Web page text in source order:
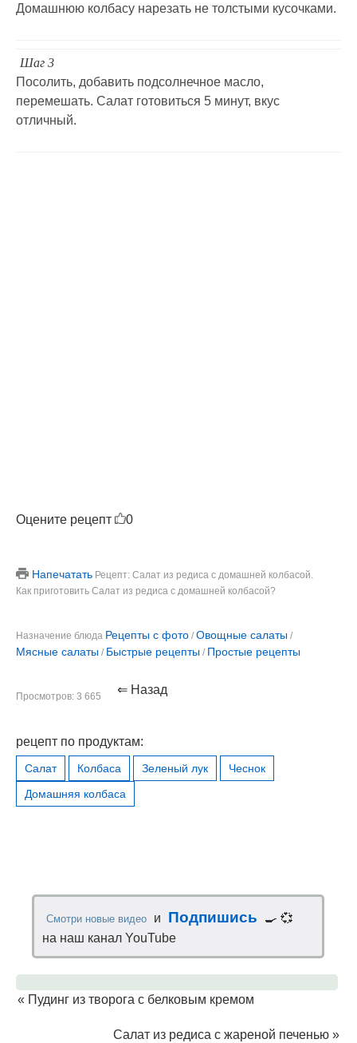
Домашнюю колбасу нарезать не толстыми кусочками.
Шаг 3
Посолить, добавить подсолнечное масло,
перемешать. Салат готовиться 5 минут, вкус
отличный.
Оцените рецепт 0
Напечатать Рецепт: Салат из редиса с домашней колбасой.
Как приготовить Салат из редиса с домашней колбасой?
Назначение блюда Рецепты с фото / Овощные салаты /
Мясные салаты / Быстрые рецепты / Простые рецепты
Просмотров: 3 665 ⇐ Назад
рецепт по продуктам:
Салат Колбаса Зеленый лук
Чеснок
Домашняя колбаса
Смотри новые видео и Подпишись
🍳 💞
на наш канал YouTube
« Пудинг из творога с белковым кремом
Салат из редиса с жареной печенью »